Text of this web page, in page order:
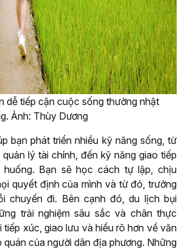
dễ tiếp cận cuộc sống thường nhật
Ảnh: Thùy Dương
bạn phát triển nhiều kỹ năng sống, từ
lý tài chính, đến kỹ năng giao tiếp
huống. Bạn sẽ học cách tự lập, chịu
quyết định của mình và từ đó, trưởng
chuyến đi. Bên cạnh đó, du lịch bụi
trải nghiệm sâu sắc và chân thực
tiếp xúc, giao lưu và hiểu rõ hơn về văn
của người dân địa phương. Những